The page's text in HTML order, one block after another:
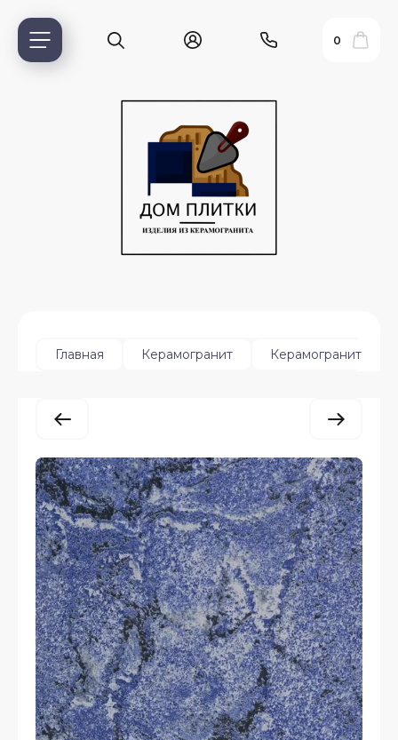
0
Главная Керамогранит Керамогранит на